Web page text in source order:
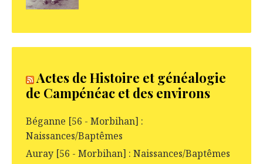
Actes de Histoire et généalogie
de Campénéac et des environs
Béganne [56 - Morbihan] :
Naissances/Baptêmes
Auray [56 - Morbihan] : Naissances/Baptêmes